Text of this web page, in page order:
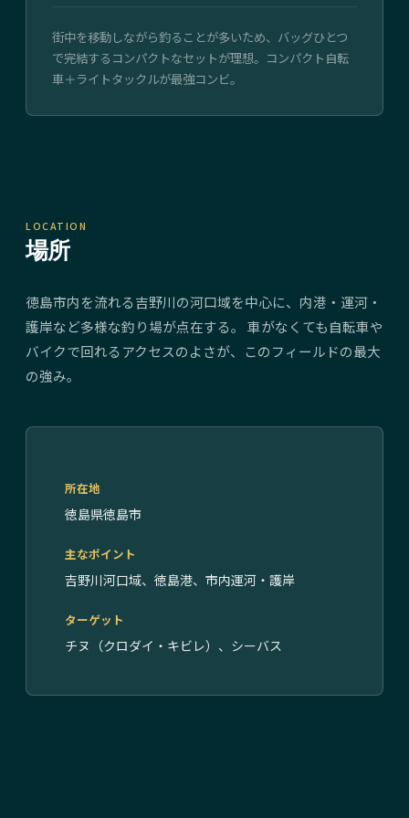
街中を移動しながら釣ることが多いため、バッグひとつ
で完結するコンパクトなセットが理想。コンパクト自転
車＋ライトタックルが最強コンビ。
LOCATION
場所
徳島市内を流れる吉野川の河口域を中心に、内港・運河・
護岸など多様な釣り場が点在する。 車がなくても自転車や
バイクで回れるアクセスのよさが、このフィールドの最大
の強み。
所在地
徳島県徳島市
主なポイント
吉野川河口域、徳島港、市内運河・護岸
ターゲット
チヌ（クロダイ・キビレ）、シーバス